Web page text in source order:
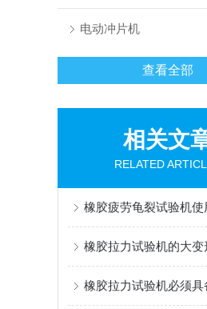
电动冲片机
查看全部
相关文
RELATED
橡胶疲劳龟裂试验机使